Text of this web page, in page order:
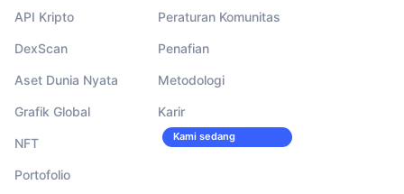
API Kripto
DexScan
Aset Dunia Nyata
Grafik Global
NFT
Portofolio
Peraturan Komunitas
Penafian
Metodologi
Karir
Kami sedang
merekrut!